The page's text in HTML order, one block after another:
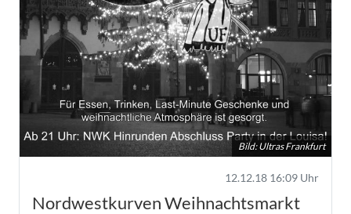
Bild: Ultras Frankfurt
12.12.18 16:09 Uhr
Nordwestkurven Weihnachtsmarkt